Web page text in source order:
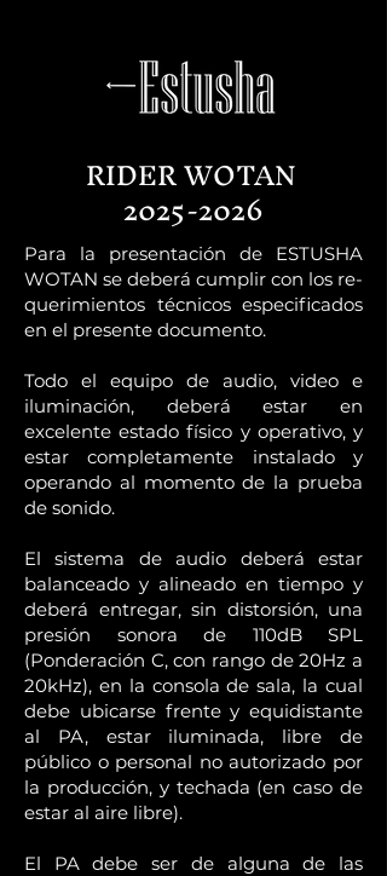
RIDER WOTAN
2025-2026
Para la presentación de ESTUSHA
WOTAN se deberá cumplir con los re-
querimientos técnicos especificados
en el presente documento.
Todo el equipo de audio, video e
iluminación, deberá estar en
excelente estado físico y operativo, y
estar completamente instalado y
operando al momento de la prueba
de sonido.
El sistema de audio deberá estar
balanceado y alineado en tiempo y
deberá entregar, sin distorsión, una
presión sonora de 110dB SPL
(Ponderación C, con rango de 20Hz a
20kHz), en la consola de sala, la cual
debe ubicarse frente y equidistante
al PA, estar iluminada, libre de
público o personal no autorizado por
la producción, y techada (en caso de
estar al aire libre).
El PA debe ser de alguna de las